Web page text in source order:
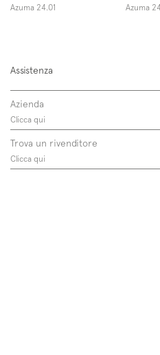
Azuma 24.01 Azuma
Assistenza
Azienda
Clicca qui
Trova un rivenditore
Clicca qui